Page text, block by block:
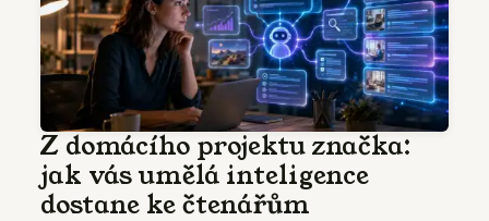
Z domácího projektu značka:
jak vás umělá inteligence
dostane ke čtenářům